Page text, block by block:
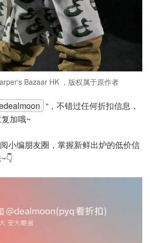
Bazaar HK ，版权属于原作者
“，不错过任何折扣信息，
加哦~
小编朋友圈，掌握新鲜出炉的低价信